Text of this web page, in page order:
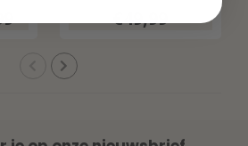
€49,99